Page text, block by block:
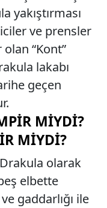
yakıştırması
ve prensler
“Kont”
lakabı
geçen
MIYDI?
MIYDI?
olarak
elbette
gaddarlığı ile